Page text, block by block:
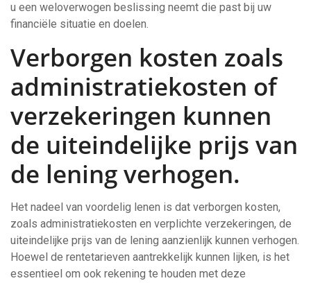
u een weloverwogen beslissing neemt die past bij uw
financiële situatie en doelen.
Verborgen kosten zoals
administratiekosten of
verzekeringen kunnen
de uiteindelijke prijs van
de lening verhogen.
Het nadeel van voordelig lenen is dat verborgen kosten,
zoals administratiekosten en verplichte verzekeringen, de
uiteindelijke prijs van de lening aanzienlijk kunnen verhogen.
Hoewel de rentetarieven aantrekkelijk kunnen lijken, is het
essentieel om ook rekening te houden met deze